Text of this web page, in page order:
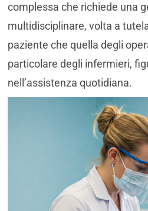
complessa che richiede una
multidisciplinare, volta a
paziente che quella degli
particolare degli infermieri,
nell’assistenza quotidiana.